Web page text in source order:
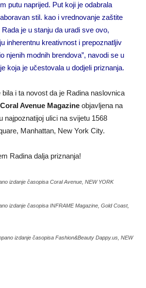
putu naprijed. Put koji je odabrala
stil. kao i vrednovanje zaštite
Rada je u stanju da uradi sve ovo,
inherentnu kreativnost i prepoznatljiv
njenih modnih brendova”, navodi se u
koja je učestovala u dodjeli priznanja.
i ta novost da je Radina naslovnica
Coral Avenue Magazine objavljena na
najpoznatijoj ulici na svijetu 1568
Manhattan, New York City.
Radina dalja priznanja!
izdanje časopisa Coral Avenue, NEW YORK
izdanje časopisa INFRAME Magazine, Gold Coast,
izdanje časopisa Fashion&Beauty Dappy.us, NEW